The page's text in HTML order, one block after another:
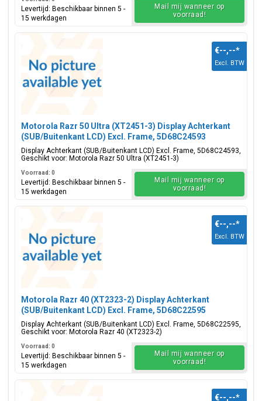
Levertijd: Beschikbaar binnen 5 -
15 werkdagen
Mail mij wanneer op
voorraad!
Motorola Razr 50 Ultra (XT2451-3) Display Achterkant
(SUB/Buitenkant LCD) Excl. Frame, 5D68C24593
Display Achterkant (SUB/Buitenkant LCD) Excl. Frame, 5D68C24593,
Geschikt voor: Motorola Razr 50 Ultra (XT2451-3)
€--,--*
Excl. BTW
Voorraad: 0
Levertijd: Beschikbaar binnen 5 -
15 werkdagen
Mail mij wanneer op
voorraad!
Motorola Razr 40 (XT2323-2) Display Achterkant
(SUB/Buitenkant LCD) Excl. Frame, 5D68C22595
Display Achterkant (SUB/Buitenkant LCD) Excl. Frame, 5D68C22595,
Geschikt voor: Motorola Razr 40 (XT2323-2)
€--,--*
Excl. BTW
Voorraad: 0
Levertijd: Beschikbaar binnen 5 -
15 werkdagen
Mail mij wanneer op
voorraad!
€--,--*